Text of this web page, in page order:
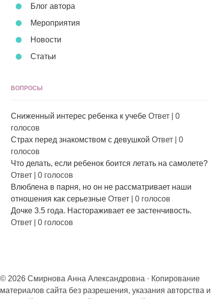
Блог автора
Мероприятия
Новости
Статьи
ВОПРОСЫ
Сниженный интерес ребенка к учебе Ответ |0
голосов
Страх перед знакомством с девушкой Ответ |0
голосов
Что делать, если ребенок боится летать на самолете?
Ответ |0 голосов
Влюблена в парня, но он не рассматривает наши
отношения как серьезные Ответ |0 голосов
Дочке 3.5 года. Настораживает ее застенчивость.
Ответ |0 голосов
© 2026 Смирнова Анна Александровна · Копирование
материалов сайта без разрешения, указания авторства и